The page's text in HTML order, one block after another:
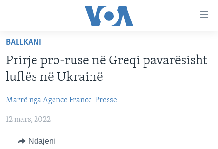
faqen
kryesore
Kalo
tek
faqja
Kalo
kërkimi
KATEGORITË
BALLKANI
EVROPA
BOTA
FOLLOW US
BALLKANI
Prirje pro-ruse në Greqi pavarësisht
luftës në Ukrainë
Marrë nga Agence France-Presse
12 mars, 2022
Ndajeni